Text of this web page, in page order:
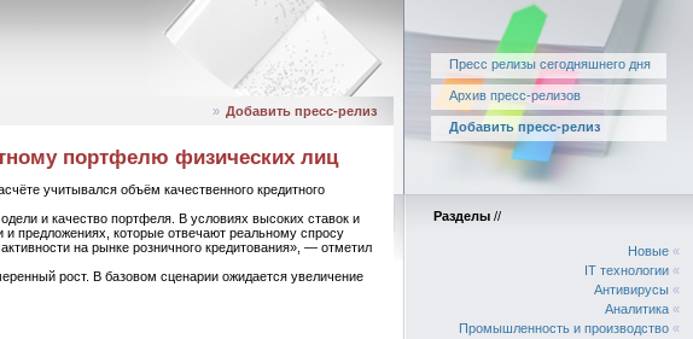
Пресс релизы сегодняшнего дня
Архив пресс-релизов
Добавить пресс-релиз
» Добавить пресс-релиз
портфелю физических лиц
учитывался объём качественного кредитного
и качество портфеля. В условиях высоких ставок и
предложениях, которые отвечают реальному спросу
на рынке розничного кредитования», — отметил
рост. В базовом сценарии ожидается увеличение
Разделы //
Новые «
IT технологии «
Антивирусы «
Аналитика «
Промышленность и производство «